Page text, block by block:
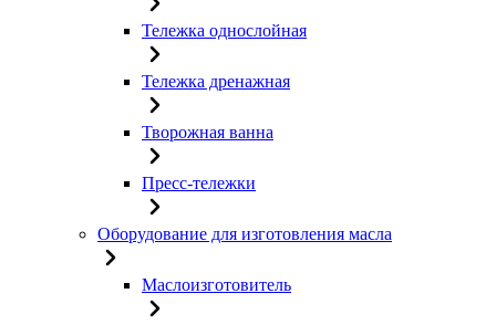
Тележка однослойная
Тележка дренажная
Творожная ванна
Пресс-тележки
Оборудование для изготовления масла
Маслоизготовитель